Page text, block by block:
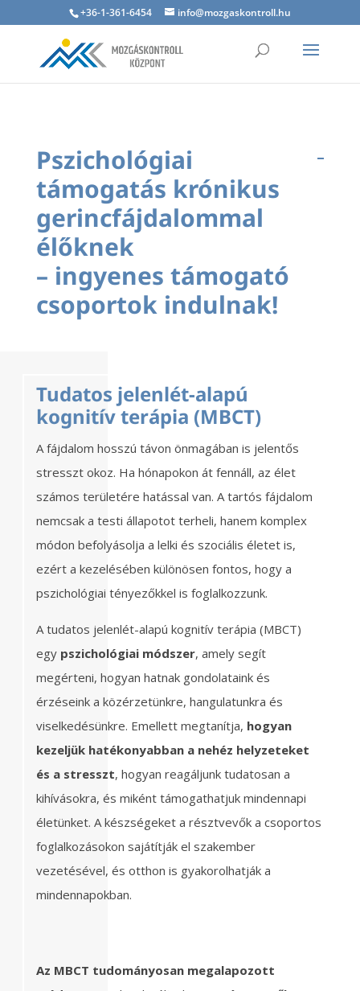
+36-1-361-6454 info@mozgaskontroll.hu
Pszichológiai
támogatás krónikus
gerincfájdalommal
élőknek
– ingyenes támogató
csoportok indulnak!
Tudatos jelenlét-alapú
kognitív terápia (MBCT)
A fájdalom hosszú távon önmagában is jelentős
stresszt okoz. Ha hónapokon át fennáll, az élet
számos területére hatással van. A tartós fájdalom
nemcsak a testi állapotot terheli, hanem komplex
módon befolyásolja a lelki és szociális életet is,
ezért a kezelésében különösen fontos, hogy a
pszichológiai tényezőkkel is foglalkozzunk.
A tudatos jelenlét-alapú kognitív terápia (MBCT)
egy pszichológiai módszer, amely segít
megérteni, hogyan hatnak gondolataink és
érzéseink a közérzetünkre, hangulatunkra és
viselkedésünkre. Emellett megtanítja, hogyan
kezeljük hatékonyabban a nehéz helyzeteket
és a stresszt, hogyan reagáljunk tudatosan a
kihívásokra, és miként támogathatjuk mindennapi
életünket. A készségeket a résztvevők a csoportos
foglalkozásokon sajátítják el szakember
vezetésével, és otthon is gyakorolhatják a
mindennapokban.
Az MBCT tudományosan megalapozott